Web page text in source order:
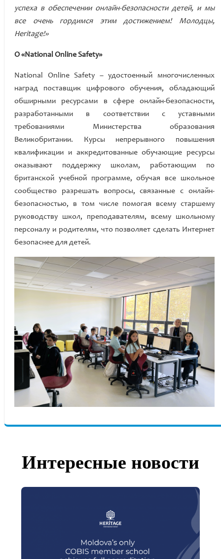
успеха в обеспечении онлайн-безопасности детей, и мы
все очень гордимся этим достижением! Молодцы,
Heritage!»
О «National Online Safety»
National Online Safety – удостоенный многочисленных
наград поставщик цифрового обучения, обладающий
обширными ресурсами в сфере онлайн-безопасности,
разработанными в соответствии с уставными
требованиями Министерства образования
Великобритании. Курсы непрерывного повышения
квалификации и аккредитованные обучающие ресурсы
оказывают поддержку школам, работающим по
британской учебной программе, обучая все школьное
сообщество разрешать вопросы, связанные с онлайн-
безопасностью, в том числе помогая всему старшему
руководству школ, преподавателям, всему школьному
персоналу и родителям, что позволяет сделать Интернет
безопаснее для детей.
Интересные новости